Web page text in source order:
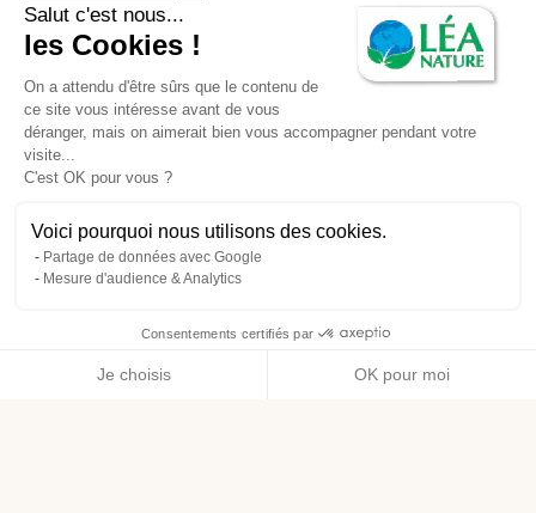
Salut c'est nous...
les Cookies !
On a attendu d'être sûrs que le contenu de
ce site vous intéresse avant de vous
déranger, mais on aimerait bien vous accompagner pendant votre
visite...
C'est OK pour vous ?
Voici pourquoi nous utilisons des cookies.
Partage de données avec Google
Mesure d'audience & Analytics
Consentements certifiés par
Je choisis OK pour moi